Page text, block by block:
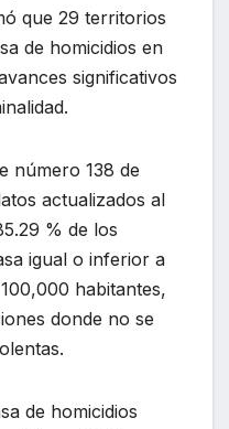
que 29 territorios
de homicidios en
significativos
número 138 de
actualizados al
% de los
igual o inferior a
habitantes,
donde no se
de homicidios